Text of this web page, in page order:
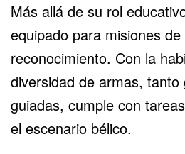
Más allá de su rol
equipado para misiones
reconocimiento. Con la
diversidad de armas,
guiadas, cumple con
el escenario bélico.